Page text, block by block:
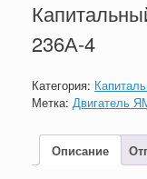
236А-4
Категория:
Метка: Двигатель
Описание